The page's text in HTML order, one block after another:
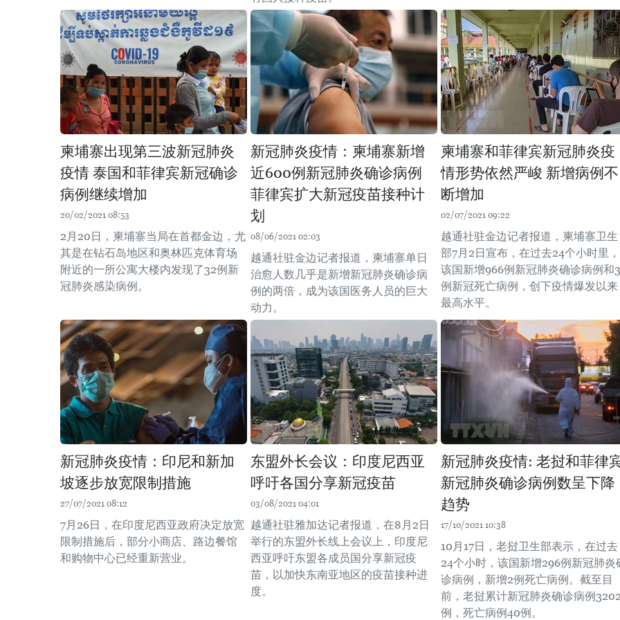
柬埔寨出现第三波新冠肺炎
疫情 泰国和菲律宾新冠确诊
病例继续增加
20/02/2021 08:53
2月20日，柬埔寨当局在首都金边，尤
其是在钻石岛地区和奥林匹克体育场
附近的一所公寓大楼内发现了32例新
冠肺炎感染病例。
新冠肺炎疫情：柬埔寨新增
近600例新冠肺炎确诊病例
菲律宾扩大新冠疫苗接种计
划
08/06/2021 02:03
越通社驻金边记者报道，柬埔寨单日
治愈人数几乎是新增新冠肺炎确诊病
例的两倍，成为该国医务人员的巨大
动力。
柬埔寨和菲律宾新冠肺炎疫
情形势依然严峻 新增病例不
断增加
02/07/2021 09:22
越通社驻金边记者报道，柬埔寨卫生
部7月2日宣布，在过去24个小时里，
该国新增966例新冠肺炎确诊病例和
例新冠死亡病例，创下疫情爆发以来
最高水平。
新冠肺炎疫情：印尼和新加
坡逐步放宽限制措施
27/07/2021 08:12
7月26日，在印度尼西亚政府决定放宽
限制措施后，部分小商店、路边餐馆
和购物中心已经重新营业。
东盟外长会议：印度尼西亚
呼吁各国分享新冠疫苗
03/08/2021 04:01
越通社驻雅加达记者报道，在8月2日
举行的东盟外长线上会议上，印度尼
西亚呼吁东盟各成员国分享新冠疫
苗，以加快东南亚地区的疫苗接种进
度。
新冠肺炎疫情: 老挝和菲律
新冠肺炎确诊病例数呈下降
趋势
17/10/2021 10:38
10月17日，老挝卫生部表示，在过去
24个小时，该国新增296例新冠肺炎
诊病例，新增2例死亡病例。截至目
前，老挝累计新冠肺炎确诊病例
例，死亡病例40例。